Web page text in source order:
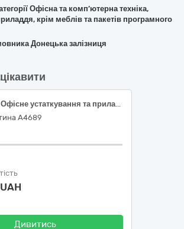
Офісна та комп’ютерна техніка,
крім меблів та пакетів програмного
Донецька залізниця
30190000-7 – Офісне устаткування та приладдя різне
А4689
Дивитись